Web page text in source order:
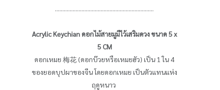
...................................................................
Acrylic Keychian ดอกไม้สายมูมีไว้เสริมดวง ขนาด 5 x
5 CM
ดอกเหมย 梅花 (ดอกบ๊วยหรือเหมยฮัว) เป็น 1 ใน 4
ของยอดบุปผาของจีน โดยดอกเหมย เป็นตัวแทนแห่ง
ฤดูหนาว